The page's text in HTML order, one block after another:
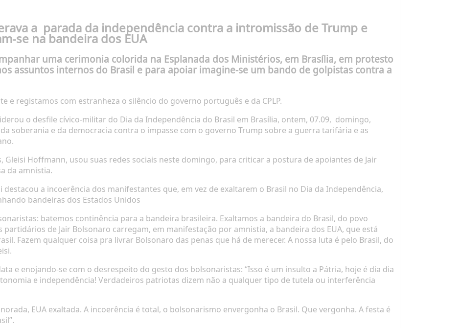
a parada da independência contra a intromissão de Trump e
se na bandeira dos EUA
uma cerimonia colorida na Esplanada dos Ministérios, em Brasília, em protesto
assuntos internos do Brasil e para apoiar imagine-se um bando de golpistas contra a
e registamos com estranheza o silêncio do governo português e da CPLP.
o desfile cívico-militar do Dia da Independência do Brasil em Brasília, ontem, 07.09, domingo,
soberania e da democracia contra o impasse com o governo Trump sobre a guerra tarifária e as
Gleisi Hoffmann, usou suas redes sociais neste domingo, para criticar a postura de apoiantes de Jair
da amnistia.
destacou a incoerência dos manifestantes que, em vez de exaltarem o Brasil no Dia da Independência,
bandeiras dos Estados Unidos
batemos continência para a bandeira brasileira. Exaltamos a bandeira do Brasil, do povo
de Jair Bolsonaro carregam, em manifestação por amnistia, a bandeira dos EUA, que está
Fazem qualquer coisa pra livrar Bolsonaro das penas que há de merecer. A nossa luta é pelo Brasil, do
e enojando-se com o desrespeito do gesto dos bolsonaristas: “Isso é um insulto a Pátria, hoje é dia dia
e independência! Verdadeiros patriotas dizem não a qualquer tipo de tutela ou interferência
EUA exaltada. A incoerência é total, o bolsonarismo envergonha o Brasil. Que vergonha. A festa é